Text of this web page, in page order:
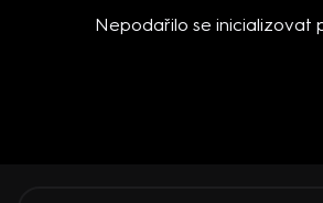
Nepodařilo se inicializovat